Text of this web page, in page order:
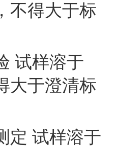
不得大于标
样溶于
大于澄清标
试样溶于